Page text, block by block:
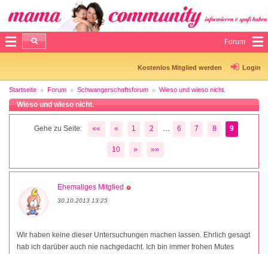
Forum
Kostenlos Mitglied werden Login
Startseite Forum Schwangerschaftsforum Wieso und wieso nicht.
Wieso und wieso nicht.
Gehe zu Seite: «« « 1 2 6 7 8 9
10 » »»
Ehemaliges Mitglied
30.10.2013 13:25
Wir haben keine dieser Untersuchungen machen lassen. Ehrlich gesagt
hab ich darüber auch nie nachgedacht. Ich bin immer frohen Mutes